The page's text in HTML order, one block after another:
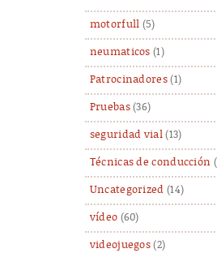
motorfull (5)
neumaticos (1)
Patrocinadores(1)
Pruebas(36)
seguridad vial(13)
Técnicas de conducción
Uncategorized (14)
vídeo (60)
videojuegos (2)